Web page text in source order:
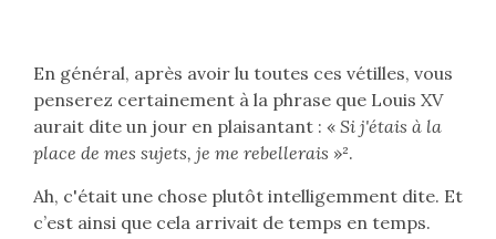
En général, après avoir lu toutes ces vétilles, vous
penserez certainement à la phrase que Louis XV
aurait dite un jour en plaisantant : « Si j'étais à la
place de mes sujets, je me rebellerais »².
Ah, c'était une chose plutôt intelligemment dite. Et
c’est ainsi que cela arrivait de temps en temps.